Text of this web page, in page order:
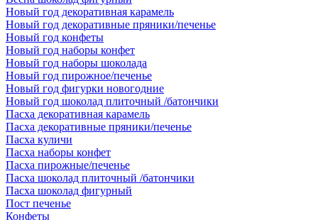
Новый год декоративная карамель
Новый год декоративные пряники/печенье
Новый год конфеты
Новый год наборы конфет
Новый год наборы шоколада
Новый год пирожное/печенье
Новый год фигурки новогодние
Новый год шоколад плиточный /батончики
Пасха декоративная карамель
Пасха декоративные пряники/печенье
Пасха куличи
Пасха наборы конфет
Пасха пирожные/печенье
Пасха шоколад плиточный /батончики
Пасха шоколад фигурный
Пост печенье
Конфеты